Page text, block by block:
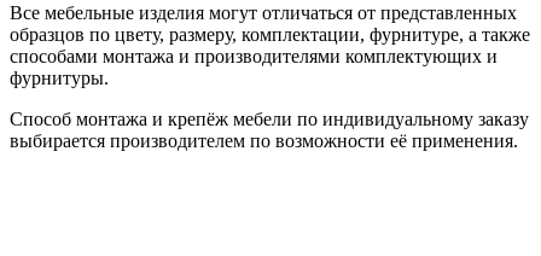
Все мебельные изделия могут отличаться от представленных
образцов по цвету, размеру, комплектации, фурнитуре, а также
способами монтажа и производителями комплектующих и
фурнитуры.
Способ монтажа и крепёж мебели по индивидуальному заказу
выбирается производителем по возможности её применения.